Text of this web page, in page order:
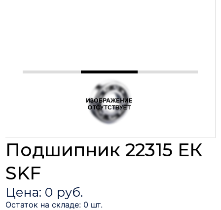
Подшипник 22315 ЕК
SKF
Цена: 0 руб.
Остаток на складе: 0 шт.